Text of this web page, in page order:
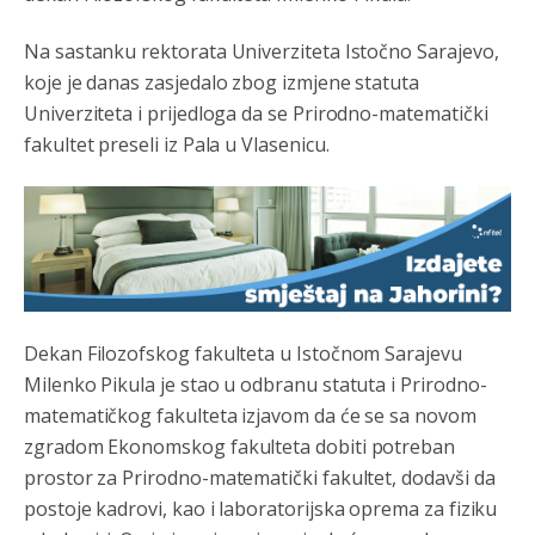
Na sastanku rektorata Univerziteta Istočno Sarajevo,
koje je danas zasjedalo zbog izmjene statuta
Univerziteta i prijedloga da se Prirodno-matematički
fakultet preseli iz Pala u Vlasenicu.
Dekan Filozofskog fakulteta u Istočnom Sarajevu
Milenko Pikula je stao u odbranu statuta i Prirodno-
matematičkog fakulteta izjavom da će se sa novom
zgradom Ekonomskog fakulteta dobiti potreban
prostor za Prirodno-matematički fakultet, dodavši da
postoje kadrovi, kao i laboratorijska oprema za fiziku
накотило се
Анонимно2807447
Техеран и нинџе по Палама
Анонимно2806721 јуче 11:21
Kosovo je država a manji BH entitet pokrajina.Što se tiče
arapa po Palama i Jahorini,ostavljaju vam pare a vi se
dolaze? Kurko
Анонимно2807791
БиХ није гласала да је тзв.Косово држава. Лупаш ко к у
р а ц по самару луди турко.
Анонимно2807895 јуче
12:16